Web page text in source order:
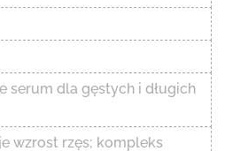
serum dla gęstych i długich
wzrost rzęs; kompleks